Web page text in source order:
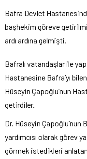
Bafra Devlet
başhekim göreve
ardı ardına gelmişti.
Bafralı vatandaşlar ile
Hastanesine Bafra’yı
Hüseyin Çapoğlu’nun
getirdiler.
Dr. Hüseyin
yardımcısı olarak görev
görmek istedikleri anlatan